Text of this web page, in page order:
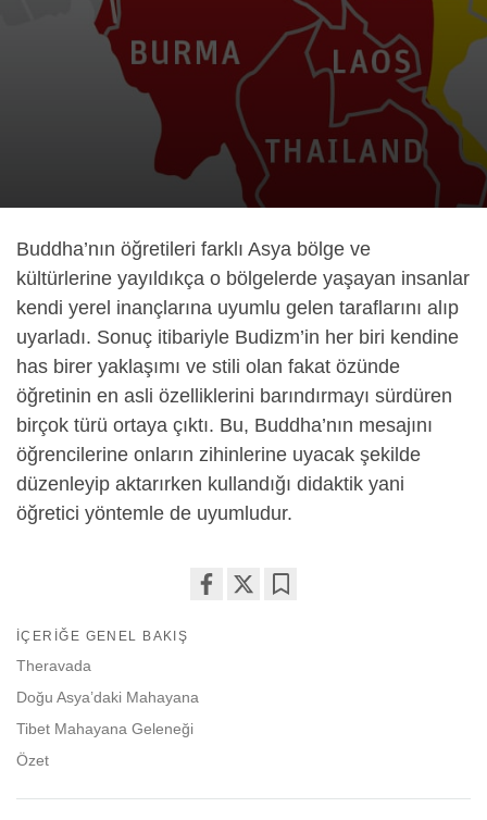
Buddha’nın öğretileri farklı Asya bölge ve
kültürlerine yayıldıkça o bölgelerde yaşayan insanlar
kendi yerel inançlarına uyumlu gelen taraflarını alıp
uyarladı. Sonuç itibariyle Budizm’in her biri kendine
has birer yaklaşımı ve stili olan fakat özünde
öğretinin en asli özelliklerini barındırmayı sürdüren
birçok türü ortaya çıktı. Bu, Buddha’nın mesajını
öğrencilerine onların zihinlerine uyacak şekilde
düzenleyip aktarırken kullandığı didaktik yani
öğretici yöntemle de uyumludur.
İÇERIĞE GENEL BAKIŞ
Theravada
Doğu Asya’daki Mahayana
Tibet Mahayana Geleneği
Özet